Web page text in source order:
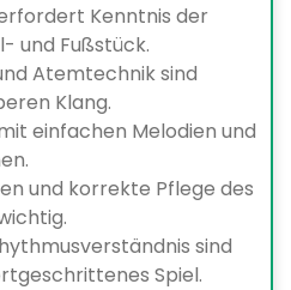
Kenntnis der
und Fußstück.
Atemtechnik sind
Klang.
einfachen Melodien und
und korrekte Pflege des
sind
Spiel.